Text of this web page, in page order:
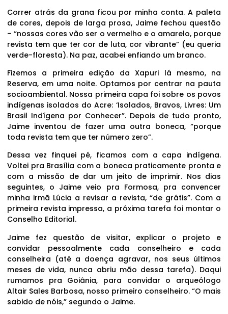
Correr atrás da grana ficou por minha conta. A paleta
de cores, depois de larga prosa, Jaime fechou questão
– “nossas cores vão ser o vermelho e o amarelo, porque
revista tem que ter cor de luta, cor vibrante” (eu queria
verde-floresta). Na paz, acabei enfiando um branco.
Fizemos a primeira edição da Xapuri lá mesmo, na
Reserva, em uma noite. Optamos por centrar na pauta
socioambiental. Nossa primeira capa foi sobre os povos
indígenas isolados do Acre: ‘Isolados, Bravos, Livres: Um
Brasil Indígena por Conhecer”. Depois de tudo pronto,
Jaime inventou de fazer uma outra boneca, “porque
toda revista tem que ter número zero”.
Dessa vez finquei pé, ficamos com a capa indígena.
Voltei pra Brasília com a boneca praticamente pronta e
com a missão de dar um jeito de imprimir. Nos dias
seguintes, o Jaime veio pra Formosa, pra convencer
minha irmã Lúcia a revisar a revista, “de grátis”. Com a
primeira revista impressa, a próxima tarefa foi montar o
Conselho Editorial.
Jaime fez questão de visitar, explicar o projeto e
convidar pessoalmente cada conselheiro e cada
conselheira (até a doença agravar, nos seus últimos
meses de vida, nunca abriu mão dessa tarefa). Daqui
rumamos pra Goiânia, para convidar o arqueólogo
Altair Sales Barbosa, nosso primeiro conselheiro. “O mais
sabido de nóis,” segundo o Jaime.